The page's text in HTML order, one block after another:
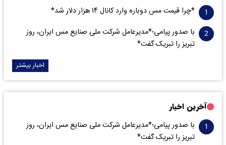
*چرا قیمت مس دوباره وارد کانال ۱۴ هزار دلار شد*
با صدور پیامی؛*مدیرعامل شرکت ملی صنایع مس ایران، روز
تبریز را تبریک گفت*
اخبار بیشتر
آخرین اخبار
با صدور پیامی؛*مدیرعامل شرکت ملی صنایع مس ایران، روز
تبریز را تبریک گفت*